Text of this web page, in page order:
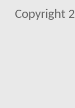
Copyright